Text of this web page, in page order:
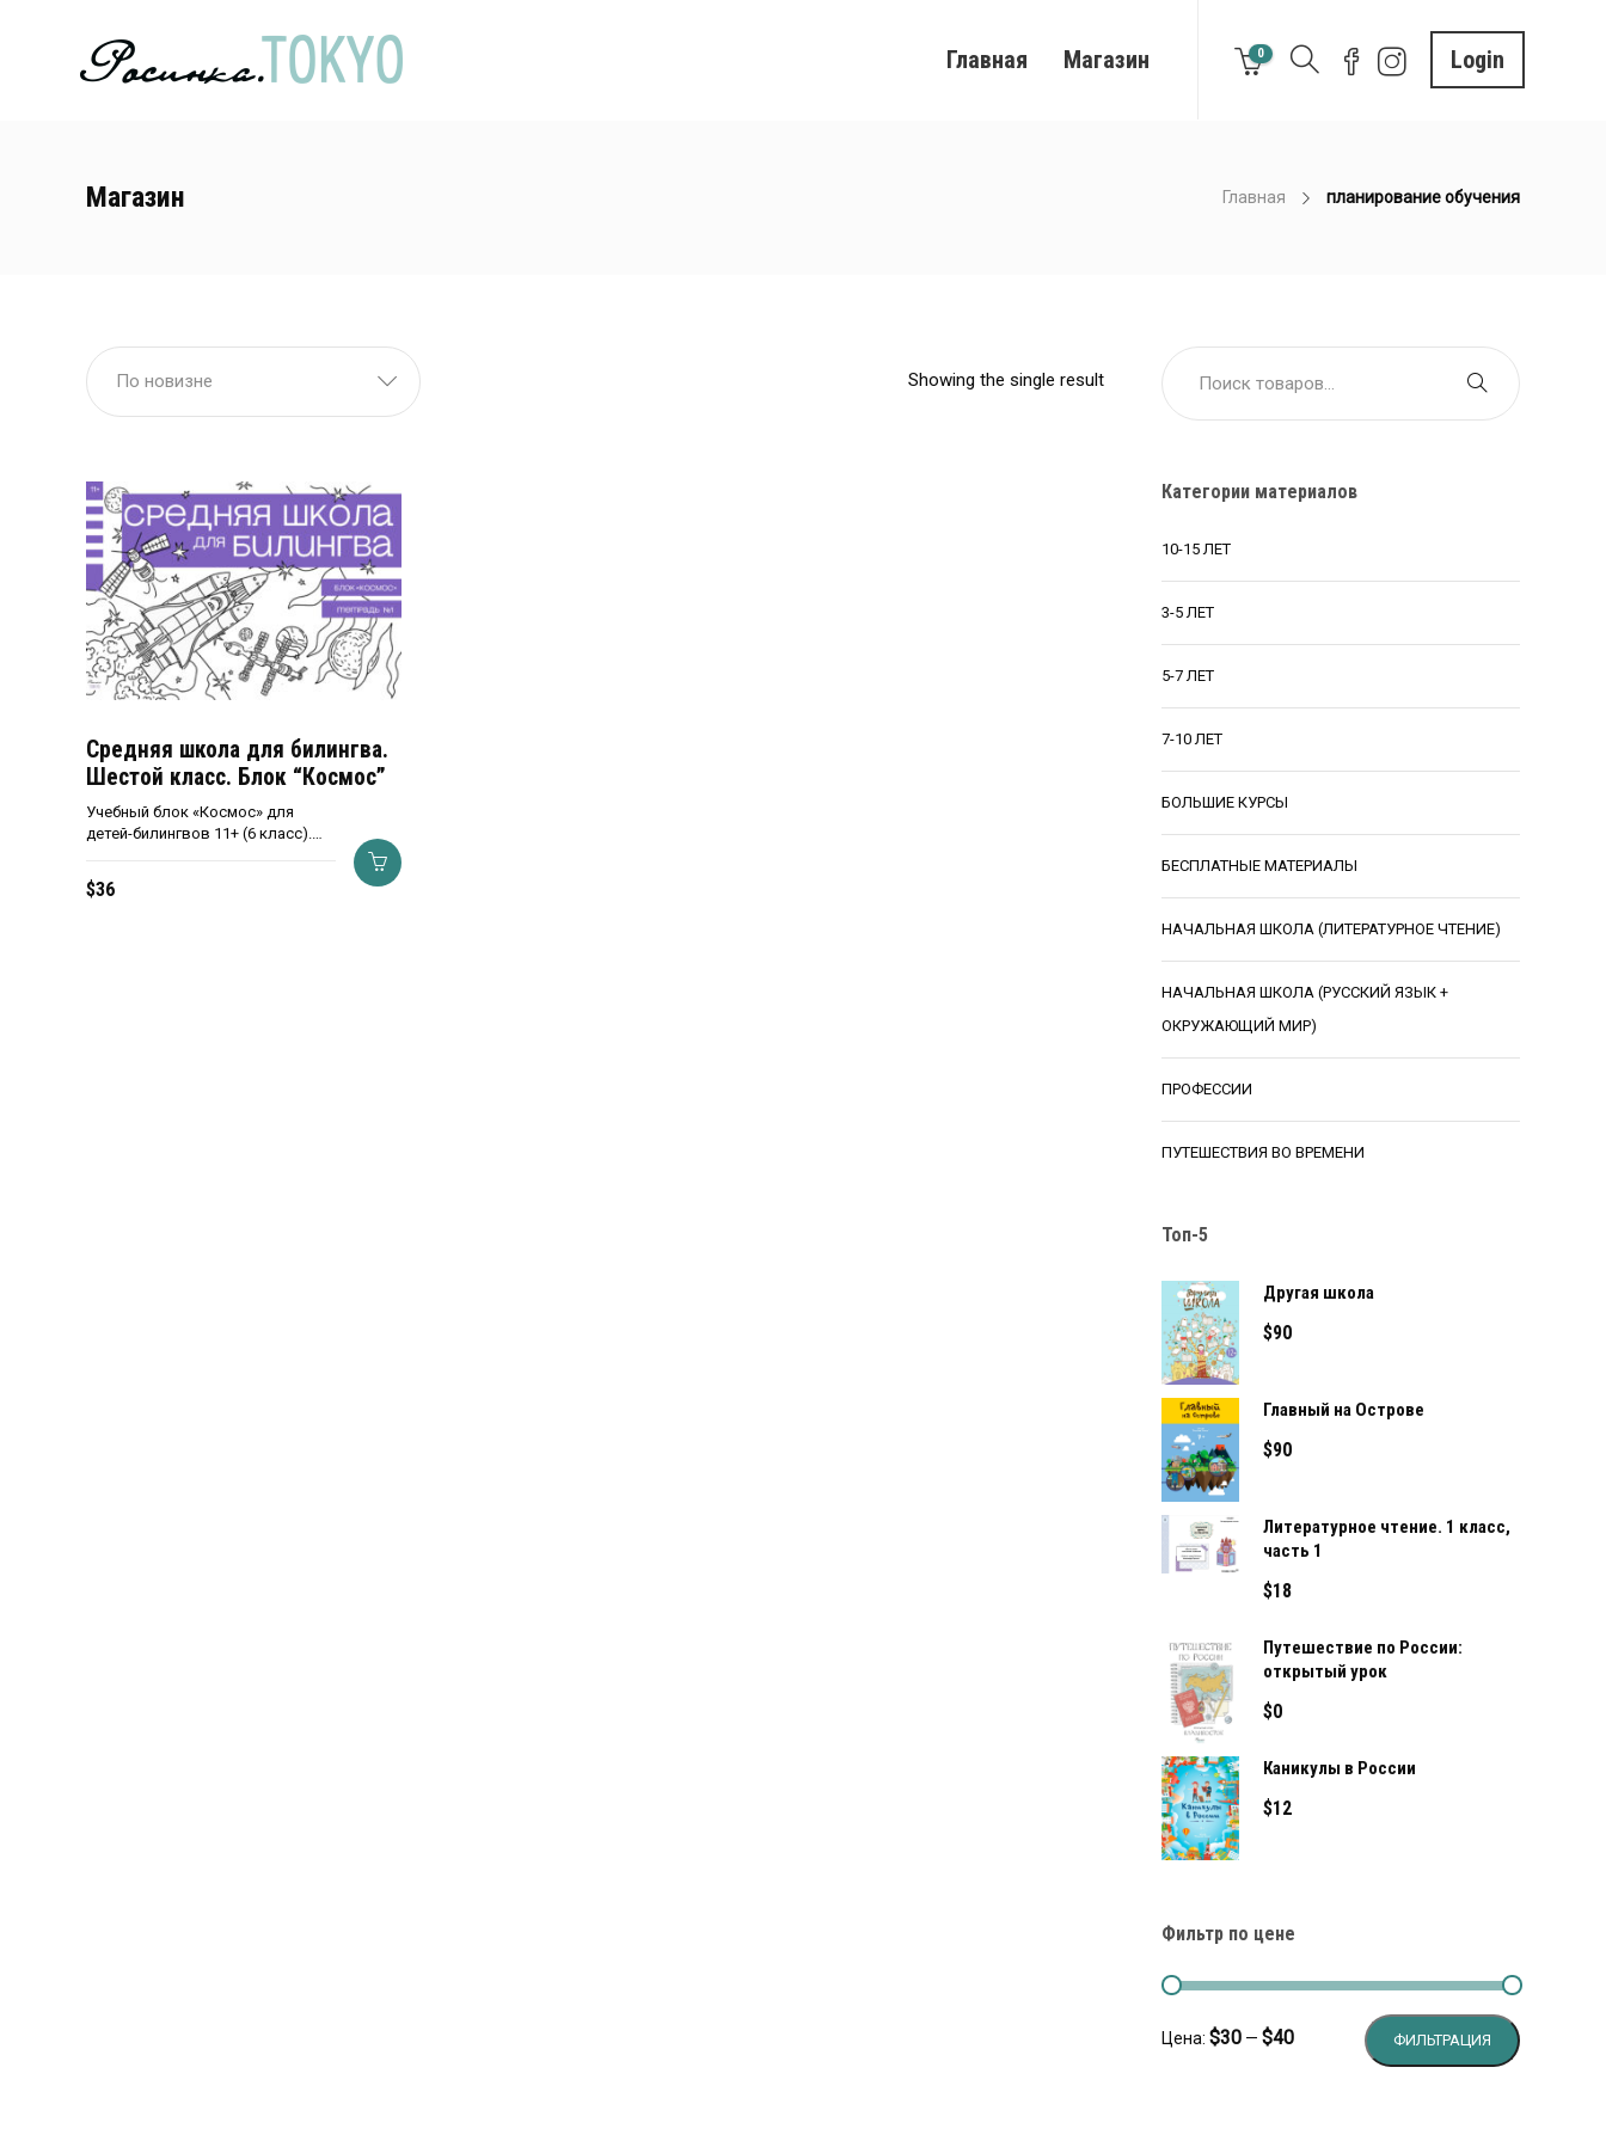
Главная Магазин 0 Login
Магазин Главная планирование обучения
Showing the single result
По новизне
Средняя школа для билингва.
Шестой класс. Блок “Космос”
Учебный блок «Космос» для
детей-билингвов 11+ (6 класс).…
$36
Категории материалов
10-15 ЛЕТ
3-5 ЛЕТ
5-7 ЛЕТ
7-10 ЛЕТ
БОЛЬШИЕ КУРСЫ
БЕСПЛАТНЫЕ МАТЕРИАЛЫ
НАЧАЛЬНАЯ ШКОЛА (ЛИТЕРАТУРНОЕ ЧТЕНИЕ)
НАЧАЛЬНАЯ ШКОЛА (РУССКИЙ ЯЗЫК +
ОКРУЖАЮЩИЙ МИР)
ПРОФЕССИИ
ПУТЕШЕСТВИЯ ВО ВРЕМЕНИ
Топ-5
Другая школа
$90
Главный на Острове
$90
Литературное чтение. 1 класс,
часть 1
$18
Путешествие по России:
открытый урок
$0
Каникулы в России
$12
Фильтр по цене
ФИЛЬТРАЦИЯ
Цена: $30 — $40